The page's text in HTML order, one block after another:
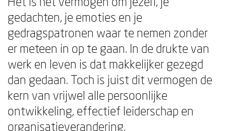
gedachten, je emoties en je
gedragspatronen waar te nemen zonder
er meteen in op te gaan. In de drukte van
werk en leven is dat makkelijker gezegd
dan gedaan. Toch is juist dit vermogen de
kern van vrijwel alle persoonlijke
ontwikkeling, effectief leiderschap en
organisatieverandering.